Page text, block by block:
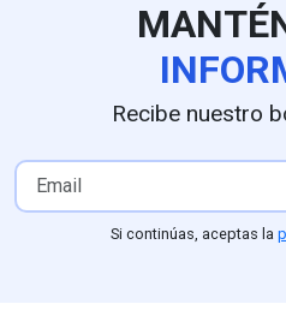
embajador estadounidense
Ronald Johnson operará a
partir del 8 de agosto en
Tancítaro, Tacámbaro,
un despliegue de seguridad
del Ejército y la Guardia
Nacional ordenado por la
Recibe nuestro
Si continúas, aceptas la